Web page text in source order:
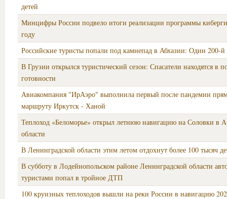
детей
Минцифры России подвело итоги реализации программы
году
Российские туристы попали под камнепад в Абхазии: Один 200-
В Грузии открылся туристический сезон: Спасатели находятся в
готовности
Авиакомпания "ИрАэро" выполнила первый после пандемии
маршруту Иркутск - Ханой
Теплоход «Беломорье» открыл летнюю навигацию на Соловки в
области
В Ленинградской области этим летом отдохнут более 100 тысяч
В субботу в Лодейнопольском районе Ленинградской области
туристами попал в тройное ДТП
100 круизных теплоходов вышли на реки России в навигацию